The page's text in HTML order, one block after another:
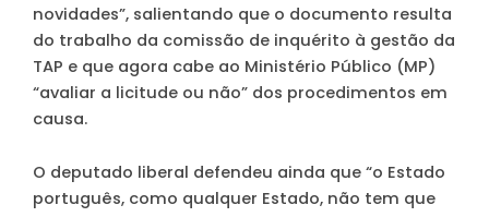
novidades”, salientando que o documento resulta
do trabalho da comissão de inquérito à gestão da
TAP e que agora cabe ao Ministério Público (MP)
“avaliar a licitude ou não” dos procedimentos em
causa.
O deputado liberal defendeu ainda que “o Estado
português, como qualquer Estado, não tem que